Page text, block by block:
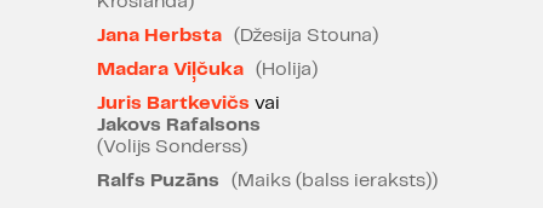
Slavenajam bērnu grāmatu
autoram Roaldam Dālam 1983.
gada vasara ir īpaši liels
izaicinājums. Pārvarot stipras
muguras sāpes, rakstnieks gatavo
publicēšanai savu romānu
Jana Herbsta
(Džesija Stouna)
Madara Viļčuka
(Holija)
Juris Bartkevičs vai
Jakovs Rafalsons
(Volijs Sonderss)
Ralfs Puzāns
(Maiks (balss ieraksts))